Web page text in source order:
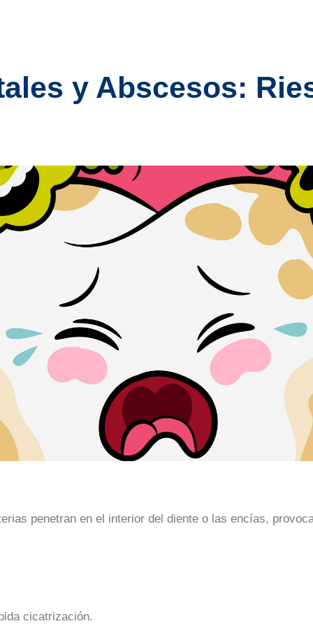
y Abscesos:
penetran en el interior del diente o las encías,
cicatrización.